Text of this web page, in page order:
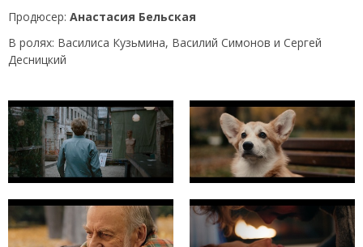
Продюсер: Анастасия Бельская
В ролях: Василиса Кузьмина, Василий Симонов и Сергей
Десницкий